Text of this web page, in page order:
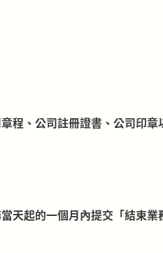
程、公司註冊證書、公司印
起的一個月內提交「結束業